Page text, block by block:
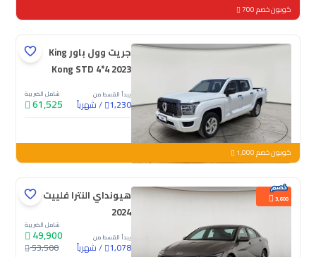
كوبون خصم 700
جريت وول باور King
Kong STD 4*4 2023
يبدأ القسط من
1,230
/شهرياً
شامل الضريبة
61,525
جديدة
كوبون خصم 1,000
3,600
هيونداي النترا فلييت
2024
يبدأ القسط من
1,078
/شهرياً
شامل الضريبة
49,900
53,500